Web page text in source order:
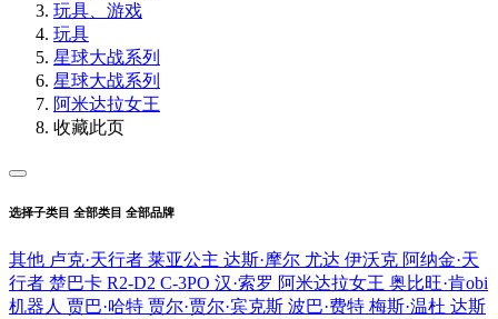
玩具、游戏
玩具
星球大战系列
星球大战系列
阿米达拉女王
收藏此页
选择子类目 全部类目 全部品牌
其他 卢克·天行者 莱亚公主 达斯·摩尔 尤达 伊沃克 阿纳金·天
行者 楚巴卡 R2-D2 C-3PO 汉·索罗 阿米达拉女王 奥比旺·肯obi
机器人 贾巴·哈特 贾尔·贾尔·宾克斯 波巴·费特 梅斯·温杜 达斯